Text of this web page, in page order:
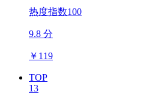
热度指数100
9.8 分
￥ 119
TOP
13